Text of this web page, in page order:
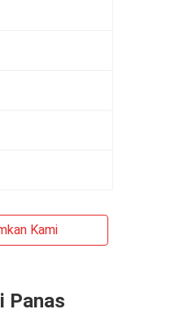
Kami
Panas